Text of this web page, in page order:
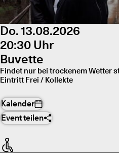
Do. 13.08.2026
20:30 Uhr
Buvette
Findet nur bei trockenem Wetter
Eintritt Frei / Kollekte
Kalender
Event teilen